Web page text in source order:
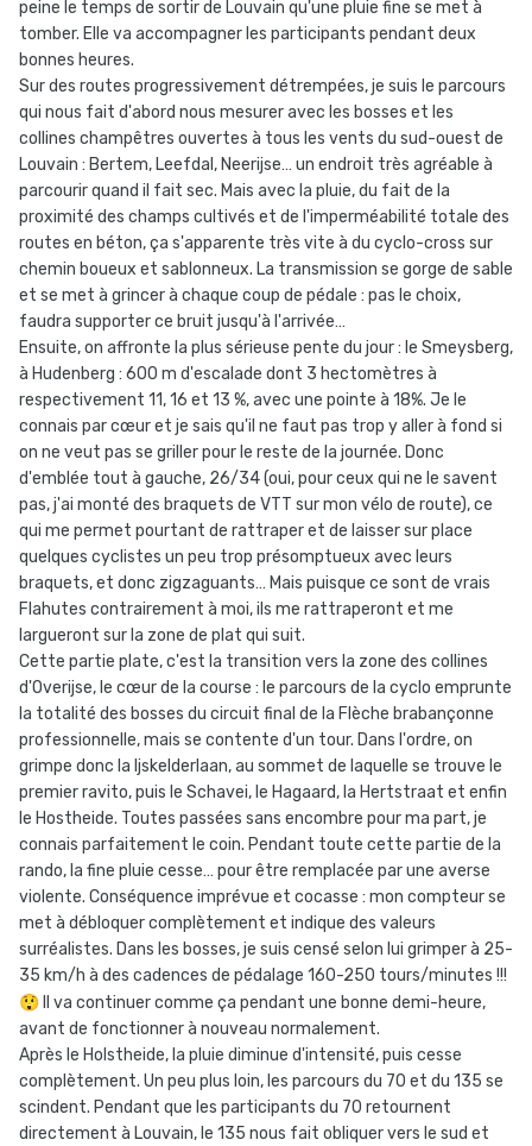
peine le temps de sortir de Louvain qu'une pluie fine se met à
tomber. Elle va accompagner les participants pendant deux
bonnes heures.
Sur des routes progressivement détrempées, je suis le parcours
qui nous fait d'abord nous mesurer avec les bosses et les
collines champêtres ouvertes à tous les vents du sud-ouest de
Louvain : Bertem, Leefdal, Neerijse… un endroit très agréable à
parcourir quand il fait sec. Mais avec la pluie, du fait de la
proximité des champs cultivés et de l'imperméabilité totale des
routes en béton, ça s'apparente très vite à du cyclo-cross sur
chemin boueux et sablonneux. La transmission se gorge de sable
et se met à grincer à chaque coup de pédale : pas le choix,
faudra supporter ce bruit jusqu'à l'arrivée…
Ensuite, on affronte la plus sérieuse pente du jour : le Smeysberg,
à Hudenberg : 600 m d'escalade dont 3 hectomètres à
respectivement 11, 16 et 13 %, avec une pointe à 18%. Je le
connais par cœur et je sais qu'il ne faut pas trop y aller à fond si
on ne veut pas se griller pour le reste de la journée. Donc
d'emblée tout à gauche, 26/34 (oui, pour ceux qui ne le savent
pas, j'ai monté des braquets de VTT sur mon vélo de route), ce
qui me permet pourtant de rattraper et de laisser sur place
quelques cyclistes un peu trop présomptueux avec leurs
braquets, et donc zigzaguants… Mais puisque ce sont de vrais
Flahutes contrairement à moi, ils me rattraperont et me
largueront sur la zone de plat qui suit.
Cette partie plate, c'est la transition vers la zone des collines
d'Overijse, le cœur de la course : le parcours de la cyclo emprunte
la totalité des bosses du circuit final de la Flèche brabançonne
professionnelle, mais se contente d'un tour. Dans l'ordre, on
grimpe donc la Ijskelderlaan, au sommet de laquelle se trouve le
premier ravito, puis le Schavei, le Hagaard, la Hertstraat et enfin
le Hostheide. Toutes passées sans encombre pour ma part, je
connais parfaitement le coin. Pendant toute cette partie de la
rando, la fine pluie cesse… pour être remplacée par une averse
violente. Conséquence imprévue et cocasse : mon compteur se
met à débloquer complètement et indique des valeurs
surréalistes. Dans les bosses, je suis censé selon lui grimper à 25-
35 km/h à des cadences de pédalage 160-250 tours/minutes !!!
😲 Il va continuer comme ça pendant une bonne demi-heure,
avant de fonctionner à nouveau normalement.
Après le Holstheide, la pluie diminue d'intensité, puis cesse
complètement. Un peu plus loin, les parcours du 70 et du 135 se
scindent. Pendant que les participants du 70 retournent
directement à Louvain, le 135 nous fait obliquer vers le sud et